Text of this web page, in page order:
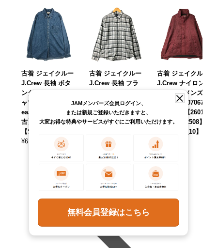
古着 ジェイクルー
J.Crew 長袖 ボタ
ンダウンデニムシ
ャツ メンズL相当 /
eaa611089 【中
古】 【260209】
【SS2606_10
¥6,490
古着 ジェイクルー
J.Crew 長袖 フラ
ャツ メンズL相当 /
eaa545587 【中
古】 【251012】
5,390(税込)
古着 ジェイクルー
J.Crew ナイロンジ
ャケット メンズL
相当 /eaa607067
【中古】 【26011
1】 【NH-2508】
【SS2606_10】
¥
JAMメンバーズ会員ログイン、
または新規ご登録いただきますと、
大変お得な特典やサービスがすぐにご利用いただけます。
無料会員登録はこちら